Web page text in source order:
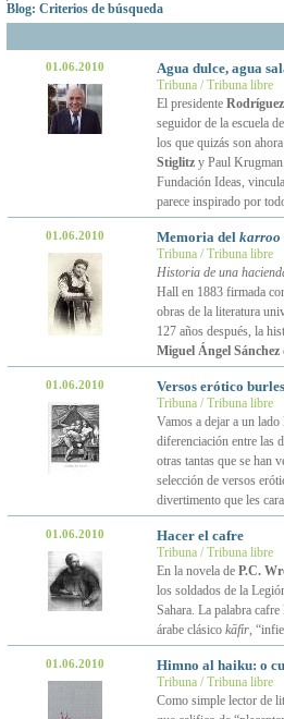
Blog: Criterios de búsqueda
01.06.2010 Agua dulce, agua
Tribuna / Tribuna libre
El presidente
seguidor de la escuela
los que quizás son
Stiglitzy Paul Krugman
Fundación Ideas,
parece inspirado por
01.06.2010 Memoria del karroo
Tribuna / Tribuna libre
Historia de una
Hall en 1883 firmada
obras de la literatura
127 años después, la
Miguel Ángel Sánchez
01.06.2010 Versos erótico
Tribuna / Tribuna libre
Vamos a dejar a un
diferenciación entre las
otras tantas que se han
selección de versos
divertimento que les
01.06.2010 Hacer el cafre
Tribuna / Tribuna libre
En la novela de P.C.
los soldados de la
Sahara. La palabra
árabe clásico kāfir,
01.06.2010 Himno al haiku: o
Tribuna / Tribuna libre
Como simple lector de